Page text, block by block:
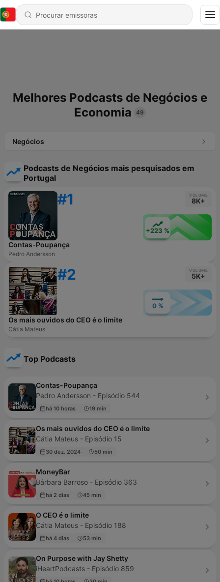
Melhores Podcasts de Negócios e
Economia
49
Negócios
Podcasts de Negócios mais pesquisados em
Portugal
#1 VOLUME
8K+
+223 %
Contas-Poupança
Pedro Andersson
#2 VOLUME
5K+
0 %
Os mais ouvidos do CEO é o limite
Cátia Mateus
Top Podcasts
Contas-Poupança
Pedro Andersson - Episódio 544
há 10 horas 19 min
Os mais ouvidos do CEO é o limite
Cátia Mateus - Episódio 15
30 dez. 2024 50 min
MoneyBar
Bárbara Barroso - Episódio 363
há 2 dias 45 min
O CEO é o limite
Cátia Mateus - Episódio 188
há 4 dias 53 min
On Purpose with Jay Shetty
iHeartPodcasts - Episódio 859